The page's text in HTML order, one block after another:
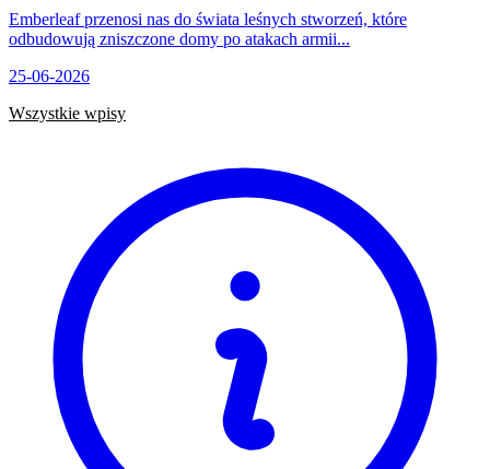
Emberleaf przenosi nas do świata leśnych stworzeń, które
odbudowują zniszczone domy po atakach armii...
25-06-2026
Wszystkie wpisy